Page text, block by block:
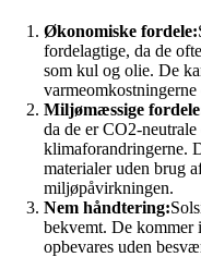
Økonomiske fordele:
fordelagtige, da de
som kul og olie. De
varmeomkostningerne
Miljømæssige
da de er CO2-
klimaforandringerne.
materialer uden brug
miljøpåvirkningen.
Nem håndtering:
bekvemt. De kommer
opbevares uden